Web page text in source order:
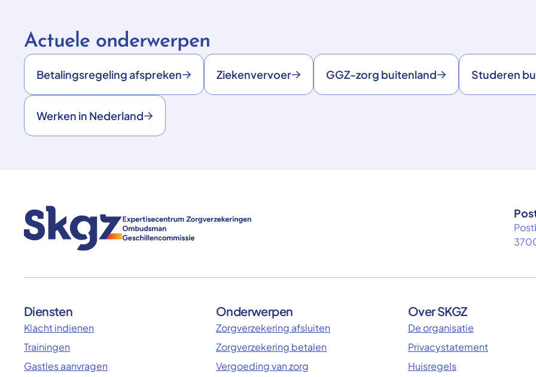
Actuele onderwerpen
Betalingsregeling afspreken Ziekenvervoer GGZ-zorg buitenland Studeren
Werken in Nederland
Diensten
Klacht indienen
Trainingen
Gastles aanvragen
Onderwerpen
Zorgverzekering afsluiten
Zorgverzekering betalen
Vergoeding van zorg
Over SKGZ
De organisatie
Privacystatement
Huisregels